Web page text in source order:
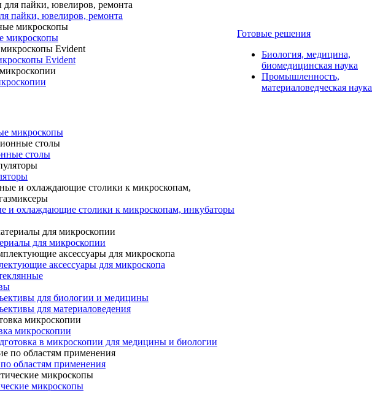
пайки, ювелиров, ремонта
микроскопы
Evident
микроскопы
столы
и охлаждающие столики к микроскопам, инкубаторы
для микроскопии
аксессуары для микроскопа
для биологии и медицины
для материаловедения
микроскопии
в микроскопии для медицины и биологии
областям применения
микроскопы
Готовые решения
Биология, медицина,
биомедицинская наука
Промышленность,
материаловедческая наука